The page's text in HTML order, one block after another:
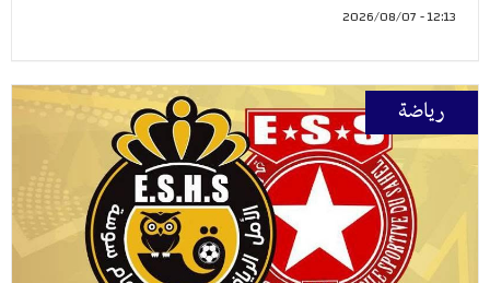
12:13 - 2026/08/07
رياضة